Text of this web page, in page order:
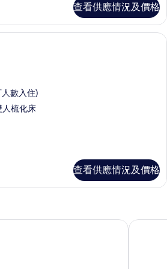
查看供應情況及價格
行政公寓, 1 間臥室 | 客廳 | 140 厘米
數入住)
人梳化床
查看供應情況及價格
酒店 柏林